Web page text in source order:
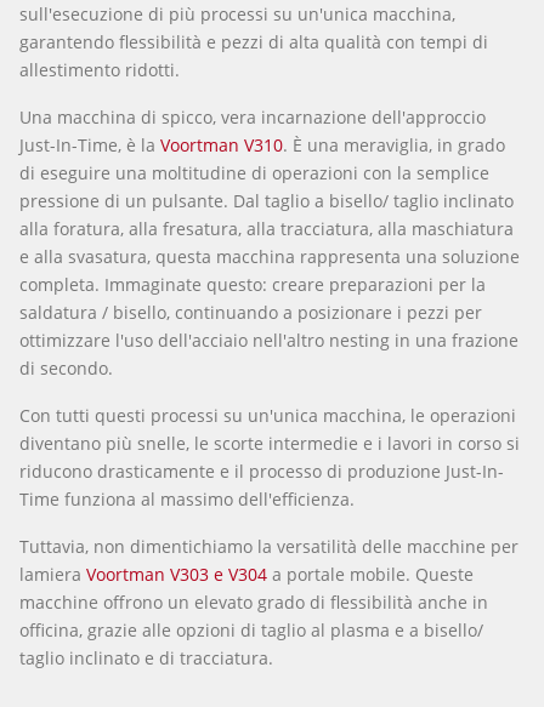
sull'esecuzione di più processi su un'unica macchina,
garantendo flessibilità e pezzi di alta qualità con tempi di
allestimento ridotti.
Una macchina di spicco, vera incarnazione dell'approccio
Just-In-Time, è la Voortman V310. È una meraviglia, in grado
di eseguire una moltitudine di operazioni con la semplice
pressione di un pulsante. Dal taglio a bisello/ taglio inclinato
alla foratura, alla fresatura, alla tracciatura, alla maschiatura
e alla svasatura, questa macchina rappresenta una soluzione
completa. Immaginate questo: creare preparazioni per la
saldatura / bisello, continuando a posizionare i pezzi per
ottimizzare l'uso dell'acciaio nell'altro nesting in una frazione
di secondo.
Con tutti questi processi su un'unica macchina, le operazioni
diventano più snelle, le scorte intermedie e i lavori in corso si
riducono drasticamente e il processo di produzione Just-In-
Time funziona al massimo dell'efficienza.
Tuttavia, non dimentichiamo la versatilità delle macchine per
lamiera Voortman V303 e V304 a portale mobile. Queste
macchine offrono un elevato grado di flessibilità anche in
officina, grazie alle opzioni di taglio al plasma e a bisello/
taglio inclinato e di tracciatura.